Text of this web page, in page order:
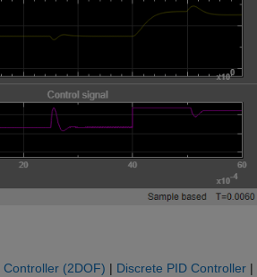
Controller (2DOF) | Discrete PID Controller |